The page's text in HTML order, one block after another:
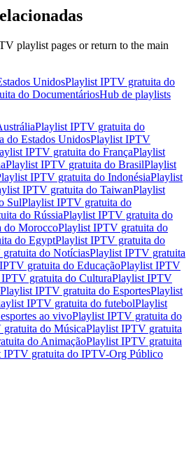
playlist pages or return to the main
UnidosPlaylist IPTV gratuita do
do DocumentáriosHub de playlists
Playlist IPTV gratuita do
do Estados UnidosPlaylist IPTV
IPTV gratuita do FrançaPlaylist
Playlist IPTV gratuita do BrasilPlaylist
IPTV gratuita do IndonésiaPlaylist
IPTV gratuita do TaiwanPlaylist
SulPlaylist IPTV gratuita do
do RússiaPlaylist IPTV gratuita do
do MoroccoPlaylist IPTV gratuita do
do EgyptPlaylist IPTV gratuita do
do NotíciasPlaylist IPTV gratuita
gratuita do EducaçãoPlaylist IPTV
gratuita do CulturaPlaylist IPTV
Playlist IPTV gratuita do EsportesPlaylist
IPTV gratuita do futebolPlaylist
ao vivoPlaylist IPTV gratuita do
do MúsicaPlaylist IPTV gratuita
do AnimaçãoPlaylist IPTV gratuita
IPTV gratuita do IPTV-Org Público